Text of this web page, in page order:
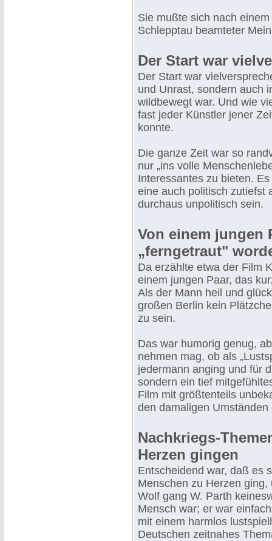
Sie mußte sich nach
Schlepptau beamteter
Der Start war
Der Start war
und Unrast, sondern auch
wildbewegt war. Und wie
fast jeder Künstler jener
konnte.
Die ganze Zeit war so
nur „ins volle
Interessantes zu bieten.
eine auch politisch zutiefst
durchaus unpolitisch sein.
Von einem jungen
„ferngetraut"
Da erzählte etwa der Film
einem jungen Paar, das
Als der Mann heil und
großen Berlin kein
zu sein.
Das war humorig genug,
nehmen mag, ob als
jedermann anging und für
sondern ein tief
Film mit größtenteils
den damaligen
Nachkriegs-
Herzen gingen
Entscheidend war, daß es
Menschen zu Herzen
Wolf gang W. Parth
Mensch war; er war
mit einem harmlos
Deutschen zeitnahes